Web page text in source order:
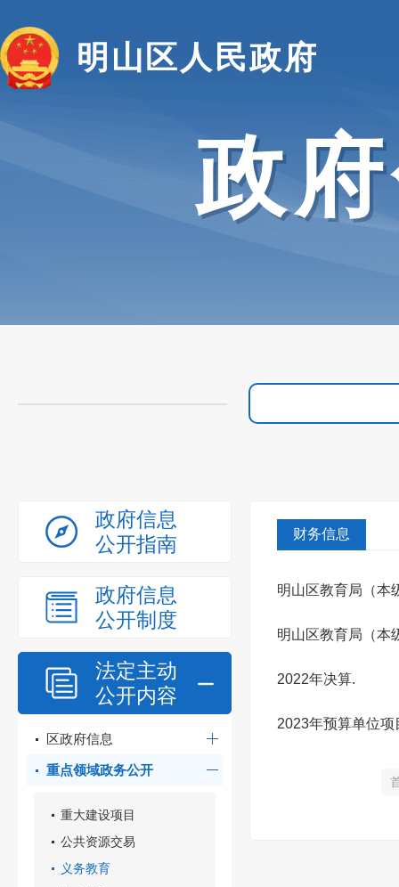
明山区人民政府
政
政府信息
公开指南
政府信息
公开制度
法定主动
公开内容
区政府信息
重点领域政务公开
重大建设项目
公共资源交易
义务教育
财务信息
明山区教育局（本
明山区教育局（本
2022年决算.
2023年预算单位项